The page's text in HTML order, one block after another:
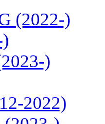
(2022-)
)
2022)